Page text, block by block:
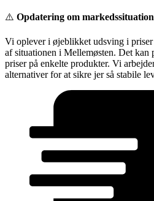
Videre
indhold
⚠️ Opdatering om
Vi oplever i øjeblikket udsving i
af situationen i Mellemøsten. Det kan
priser på enkelte produkter. Vi
alternativer for at sikre jer så stabile